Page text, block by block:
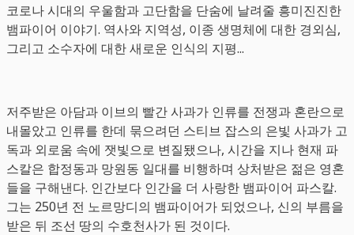
코로나 시대의 우울함과 고단함을 단숨에 날려줄 흥미진진한
뱀파이어 이야기. 역사와 지역성, 이종 생명체에 대한 경외심,
그리고 소수자에 대한 새로운 인식의 지평...
저주받은 아담과 이브의 빨간 사과가 인류를 전쟁과 혼란으로
내몰았고 인류를 한데 묶으려던 스티브 잡스의 은빛 사과가 고
독과 외로움 속에 잿빛으로 변질됐으나, 시간을 지나 현재 파
스칼은 합정동과 망원동 일대를 비행하며 상처받은 젊은 영혼
들을 구해낸다. 인간보다 인간을 더 사랑한 뱀파이어 파스칼.
그는 250년 전 노르망디의 뱀파이어가 되었으나, 신의 부름을
받은 뒤 조선 땅의 수호천사가 된 것이다.